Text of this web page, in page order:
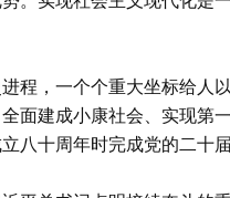
程，一个个重大坐标给人
面建成小康社会、实现第
八十周年时完成党的二十